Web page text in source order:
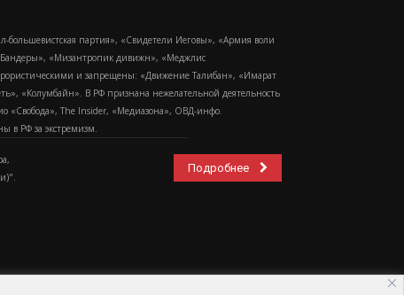
партия», «Свидетели Иеговы», «Армия воли
«Мизантропик дивижн», «Меджлис
и запрещены: «Движение Талибан», «Имарат
«Колумбайн». В РФ признана нежелательной деятельность
«Свобода», The Insider, «Медиазона», ОВД-инфо.
в РФ за экстремизм.
Подробнее